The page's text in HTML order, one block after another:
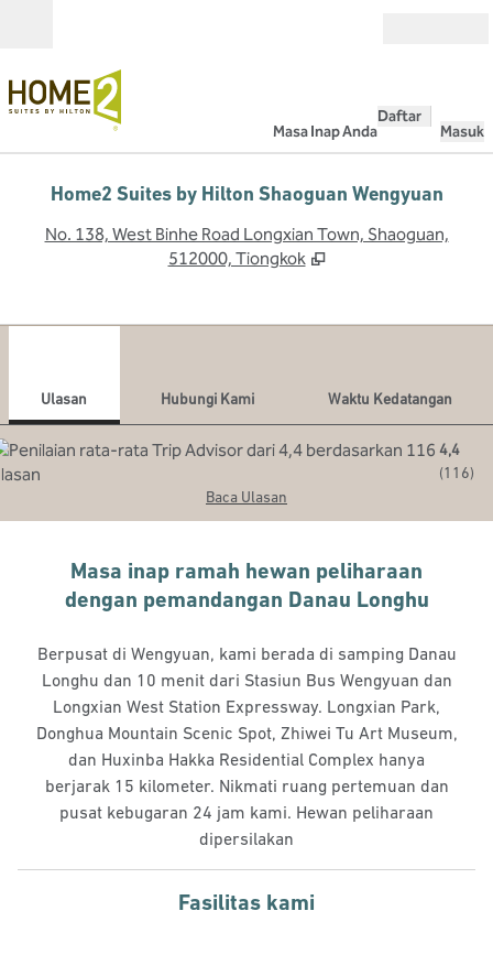
Masa Inap Anda
Daftar
Masuk
Home2 Suites by Hilton Shaoguan Wengyuan
No. 138, West Binhe Road Longxian Town, Shaoguan,
512000, Tiongkok
Ulasan Hubungi Kami
Waktu Kedatangan
4,4
(116)
Baca Ulasan
Masa inap ramah hewan peliharaan
dengan pemandangan Danau Longhu
Berpusat di Wengyuan, kami berada di samping Danau
Longhu dan 10 menit dari Stasiun Bus Wengyuan dan
Longxian West Station Expressway. Longxian Park,
Donghua Mountain Scenic Spot, Zhiwei Tu Art Museum,
dan Huxinba Hakka Residential Complex hanya
berjarak 15 kilometer. Nikmati ruang pertemuan dan
pusat kebugaran 24 jam kami. Hewan peliharaan
dipersilakan
Fasilitas kami